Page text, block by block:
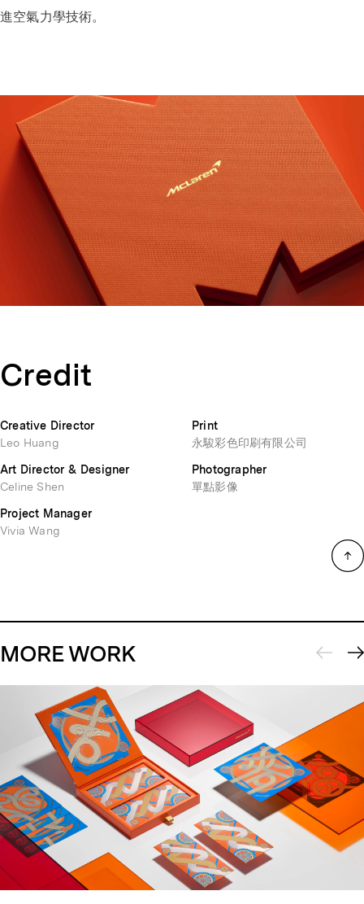
進空氣力學技術。
Credit
Creative Director
Leo Huang
Art Director & Designer
Celine Shen
Project Manager
Vivia Wang
Print
永駿彩色印刷有限公司
Photographer
單點影像
MORE WORK